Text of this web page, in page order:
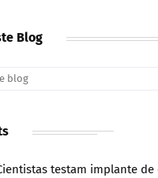
Blog
testam implante